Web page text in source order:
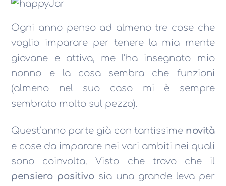
Ogni anno penso ad almeno tre cose che
voglio imparare per tenere la mia mente
giovane e attiva, me l’ha insegnato mio
nonno e la cosa sembra che funzioni
(almeno nel suo caso mi è sempre
sembrato molto sul pezzo).
Quest’anno parte già con tantissime novità
e cose da imparare nei vari ambiti nei quali
sono coinvolta. Visto che trovo che il
pensiero positivo sia una grande leva per